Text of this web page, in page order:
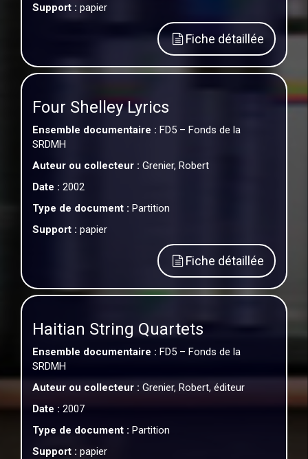
Support : papier
Fiche détaillée
Four Shelley Lyrics
Ensemble documentaire : FD5 – Fonds de la
SRDMH
Auteur ou collecteur : Grenier, Robert
Date : 2002
Type de document : Partition
Support : papier
Fiche détaillée
Haitian String Quartets
Ensemble documentaire : FD5 – Fonds de la
SRDMH
Auteur ou collecteur : Grenier, Robert, éditeur
Date : 2007
Type de document : Partition
Support : papier